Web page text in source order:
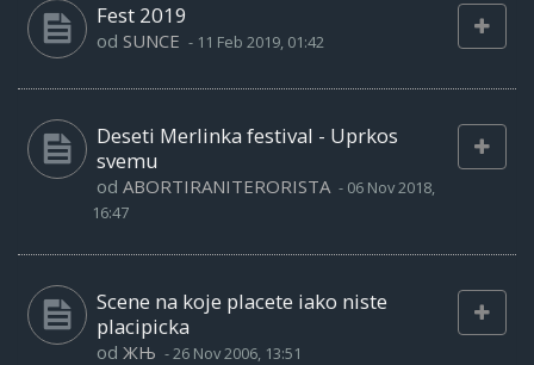
Fest 2019
od SUNCE - 11 Feb 2019, 01:42
Deseti Merlinka festival - Uprkos
svemu
od ABORTIRANITERORISTA - 06 Nov 2018,
16:47
Scene na koje placete iako niste
placipicka
od ЖЊ -26 Nov 2006, 13:51